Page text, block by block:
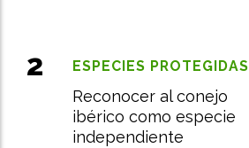
Reconocer al conejo
ibérico como especie
independiente
ESPECIES PROTEGIDAS